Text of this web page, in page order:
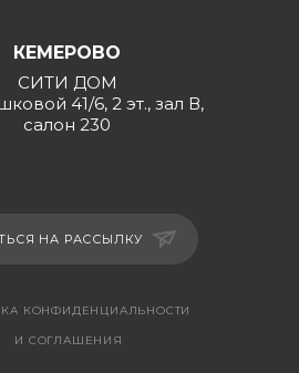
КЕМЕРОВО
СИТИ ДОМ
41/6, 2 эт., зал В,
салон 230
НА РАССЫЛКУ
КОНФИДЕНЦИАЛЬНОСТИ
И СОГЛАШЕНИЯ